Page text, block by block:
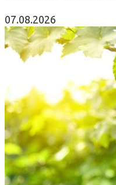
07.08.2026